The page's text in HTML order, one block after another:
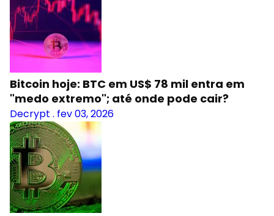
Bitcoin hoje: BTC em US$ 78 mil entra em
"medo extremo"; até onde pode cair?
Decrypt . fev 03, 2026